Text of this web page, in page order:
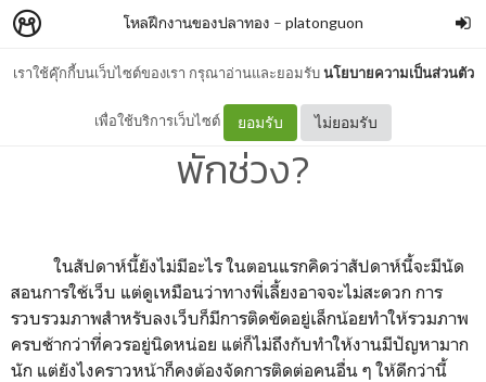
เราใช้คุ๊กกี้บนเว็บไซต์ของเรา กรุณาอ่านและยอมรับนโยบายความเป็นส่วนตัว
เพื่อใช้บริการเว็บไซต์ ยอมรับ ไม่ยอมรับ
โหลฝึกงานของปลาทอง – platonguon
บันทึกฝึกงาน: คล้ายกับว่าได้
พักช่วง?
ในสัปดาห์นี้ยังไม่มีอะไร ในตอนแรกคิดว่าสัปดาห์นี้จะมีนัด
สอนการใช้เว็บ แต่ดูเหมือนว่าทางพี่เลี้ยงอาจจะไม่สะดวก การ
รวบรวมภาพสำหรับลงเว็บก็มีการติดขัดอยู่เล็กน้อยทำให้รวมภาพ
ครบช้ากว่าที่ควรอยู่นิดหน่อย แต่ก็ไม่ถึงกับทำให้งานมีปัญหามาก
นัก แต่ยังไงคราวหน้าก็คงต้องจัดการติดต่อคนอื่น ๆ ให้ดีกว่านี้